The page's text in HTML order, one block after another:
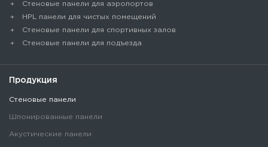
Стеновые панели для аэропортов
HPL панели для чистых помещений
Стеновые панели для спортивных залов
Стеновые панели для подъезда
Продукция
Стеновые панели
Шпонированные панели
Акустические панели